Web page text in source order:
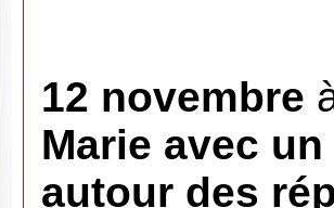
12 novembre
Marie avec
autour des